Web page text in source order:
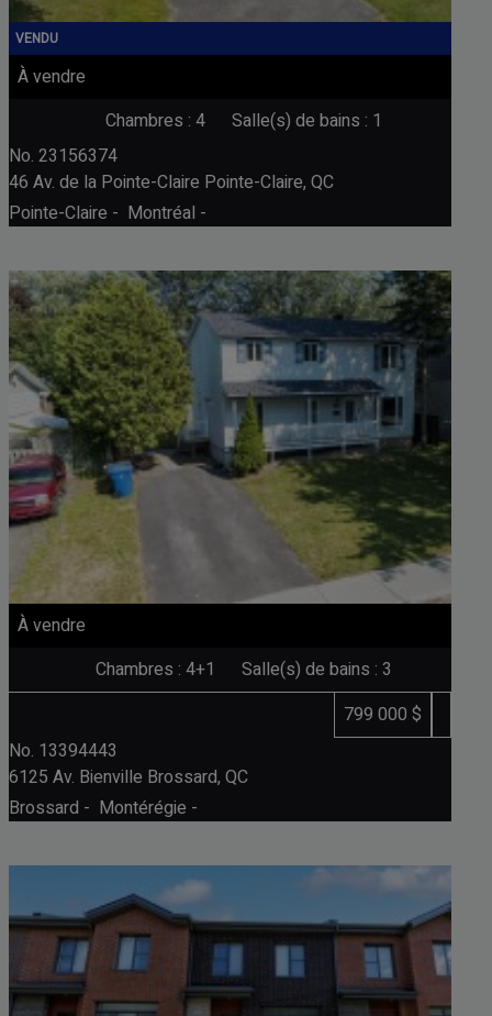
À vendre
Chambres : 4
Salle(s) de bains : 1
No. 23156374
46 Av. de la Pointe-Claire Pointe-Claire, QC
Pointe-Claire - Montréal -
À vendre
Chambres : 4+1
Salle(s) de bains : 3
799 000 $
No. 13394443
6125 Av. Bienville Brossard, QC
Brossard - Montérégie -